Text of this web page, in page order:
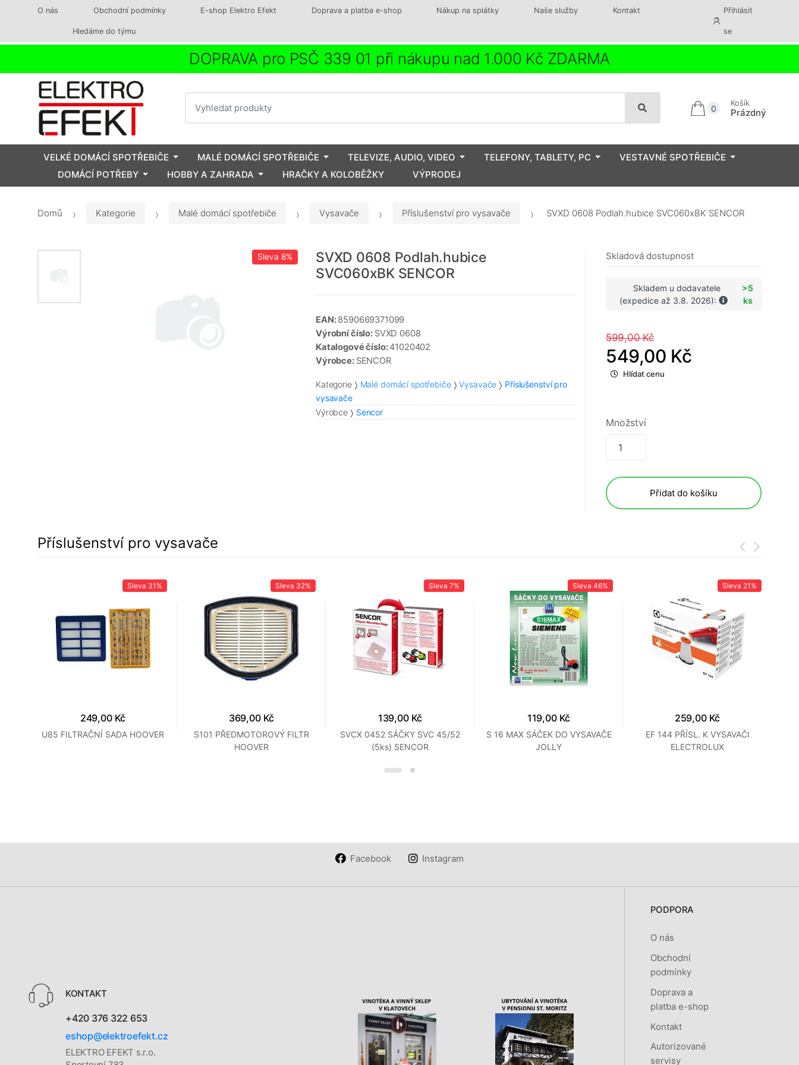
O nás Obchodní podmínky E-shop Elektro Efekt Doprava a platba e-shop Nákup na splátky Naše služby Kontakt
Hledáme do týmu
Přihlásit
se
DOPRAVA pro PSČ 339 01 při nákupu nad 1.000 Kč ZDARMA
0
Košík
Prázdný
VELKÉ DOMÁCÍ SPOTŘEBIČE MALÉ DOMÁCÍ SPOTŘEBIČE TELEVIZE, AUDIO, VIDEO TELEFONY, TABLETY, PC
VESTAVNÉ SPOTŘEBIČE
DOMÁCÍ POTŘEBY
HOBBY A ZAHRADA HRAČKY A KOLOBĚŽKY VÝPRODEJ
Domů Kategorie Malé domácí spotřebiče Vysavače Příslušenství pro vysavače SVXD 0608 Podlah.hubice SVC060xBK SENCOR
Sleva 8%
SVXD 0608 Podlah.hubice
SVC060xBK SENCOR
EAN:8590669371099
Výrobní číslo: SVXD 0608
Katalogové číslo:41020402
Výrobce: SENCOR
Kategorie Malé domácí spotřebiče Vysavače
Příslušenství pro
vysavače
Výrobce
Sencor
Skladová dostupnost
Skladem u dodavatele
(expedice až 3.8. 2026):
>5
ks
599,00 Kč
549,00 Kč
Hlídat cenu
Množství
Přidat do košíku
Příslušenství pro vysavače
Sleva 31%
249,00 Kč
U85 FILTRAČNÍ SADA HOOVER
Sleva 32%
369,00 Kč
S101 PŘEDMOTOROVÝ FILTR
HOOVER
Sleva 7%
139,00 Kč
SVCX 0452 SÁČKY SVC 45/52
(5ks) SENCOR
Sleva 46%
119,00 Kč
S 16 MAX SÁČEK DO VYSAVAČE
JOLLY
Sleva 21%
259,00 Kč
EF 144 PŘÍSL. K VYSAVAČI
ELECTROLUX
Facebook Instagram
KONTAKT
+420 376 322 653
eshop@elektroefekt.cz
ELEKTRO EFEKT s.r.o.
PODPORA
O nás
Obchodní
podmínky
Doprava a
platba e-shop
Kontakt
Autorizované
servisy